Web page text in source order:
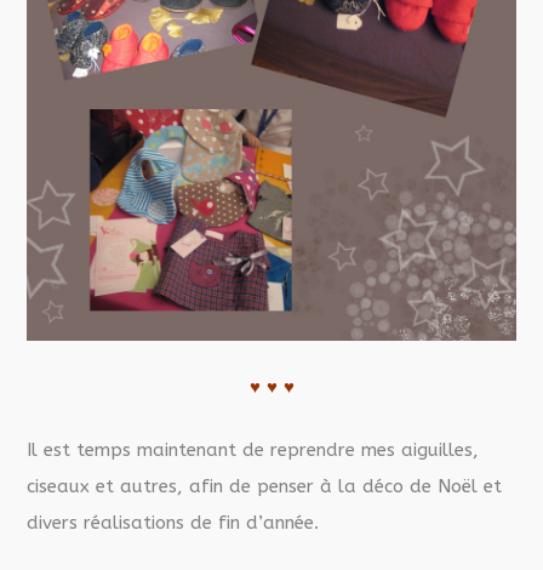
♥ ♥ ♥
Il est temps maintenant de reprendre mes aiguilles,
ciseaux et autres, afin de penser à la déco de Noël et
divers réalisations de fin d’année.